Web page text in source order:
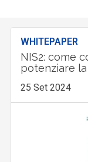
WHITEPAPER
NIS2: come
potenziare
25 Set 2024